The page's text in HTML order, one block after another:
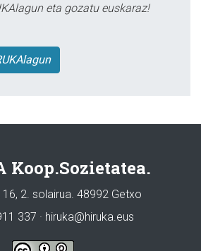
eta gozatu euskaraz!
Koop.Sozietatea.
2. solairua. 48992 Getxo
337 · hiruka@hiruka.eus